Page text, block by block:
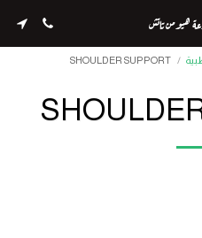
هيومن تاتش
SHOULDER SUPPORT